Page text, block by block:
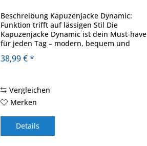
Beschreibung Kapuzenjacke Dynamic:
Funktion trifft auf lässigen Stil Die
Kapuzenjacke Dynamic ist dein Must-have
für jeden Tag – modern, bequem und
und den Ärmeln in kontrastierenden
38,99 € *
Vergleichen
Merken
Details